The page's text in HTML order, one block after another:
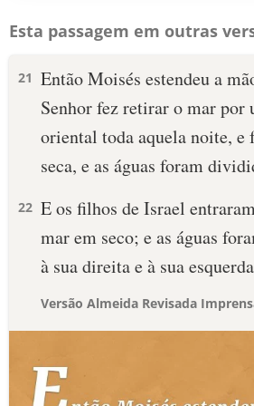
Esta passagem em outras
21 Então Moisés estendeu a
Senhor fez retirar o mar por
oriental toda aquela noite, e
seca, e as águas foram
22 E os filhos de Israel
mar em seco; e as águas
à sua direita e à sua
Versão Almeida Revisada